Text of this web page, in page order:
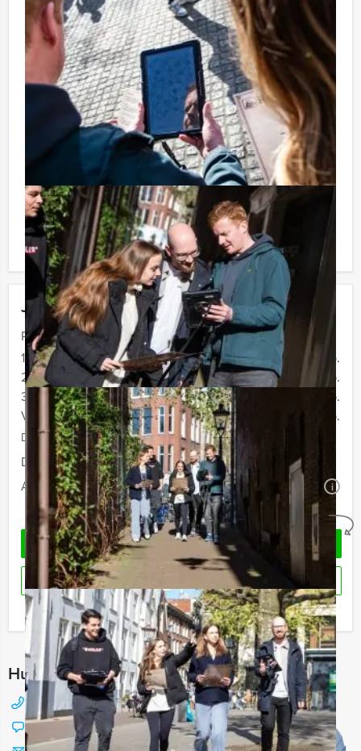
Jouw uitje
Prijs :
12 - 19 personen
€ 62,50 p.p.
20 - 29 personen
€ 59,50 p.p.
30 - 39 personen
€ 56,50 p.p.
Vanaf 40 personen
€ 54,50 p.p.
De prijzen zijn exclusief BTW
Duur:
4 uur en 30 minuten
Aantal:
Minimaal 12 personen i
Geheel vrijblijvend
OFFERTE AANVRAGEN
Ik heb een vraag over dit uitje
Hulp nodig bij het kiezen?
088 428 81 17
Chat met Jeroen
Tip:
Niet telkens uw knip hoeven trekken om uw drankje af
te rekenen? Voor € 13,50 per persoon per uur (excl.
BTW) kunt u gebruikmaken van het drankarrangement,
waarbij u onbeperkt kunt genieten van bier, fris,
huiswijn, koffie en thee. En… zo komt u ook achteraf
niet voor verrassingen te staan!
Reservering voor kleinere groepen:
Komt u niet aan het minimale aantal deelnemers voor
deze activiteit? Als u bereid bent voor het minimale
aantal te betalen, kunt u ook gewoon voor minder
personen boeken!